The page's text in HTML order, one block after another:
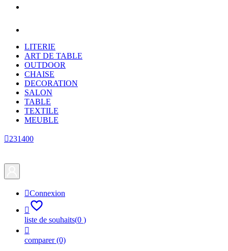
LITERIE
ART DE TABLE
OUTDOOR
CHAISE
DECORATION
SALON
TABLE
TEXTILE
MEUBLE
231400
Connexion

liste de souhaits(0 )

comparer(0)